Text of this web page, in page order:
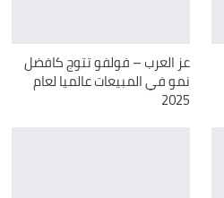
عز العرب – فولفو تتوج كافضل
نمو في المبيعات عالميا لعام
2025